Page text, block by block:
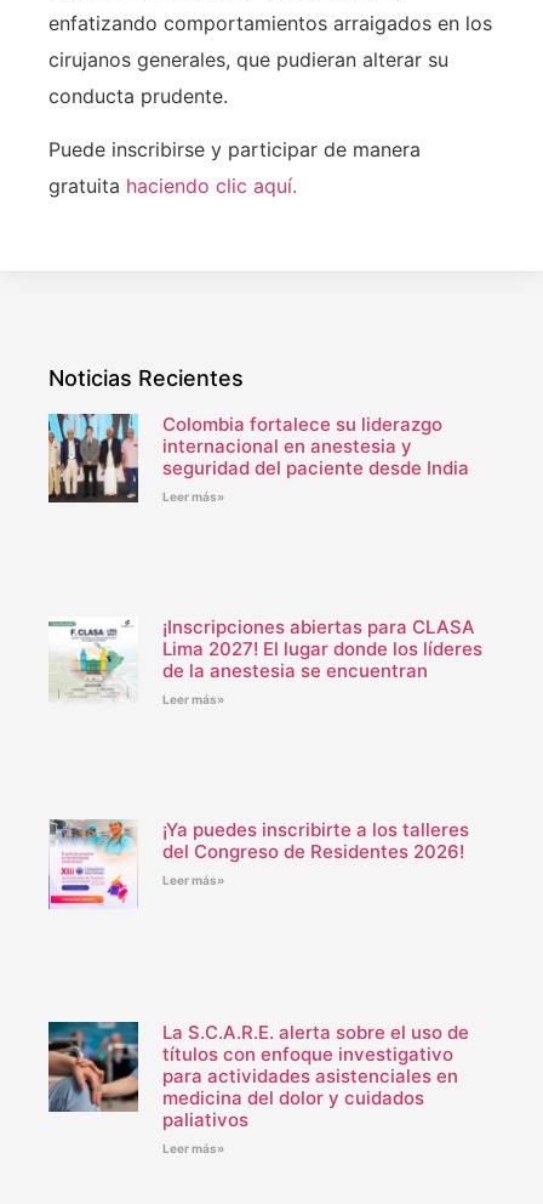
enfatizando comportamientos arraigados en los
cirujanos generales, que pudieran alterar su
conducta prudente.
Puede inscribirse y participar de manera
gratuita haciendo clic aquí.
Noticias Recientes
Colombia fortalece su liderazgo
internacional en anestesia y
seguridad del paciente desde India
Leer más»
¡Inscripciones abiertas para CLASA
Lima 2027! El lugar donde los líderes
de la anestesia se encuentran
Leer más»
¡Ya puedes inscribirte a los talleres
del Congreso de Residentes 2026!
Leer más»
La S.C.A.R.E. alerta sobre el uso de
títulos con enfoque investigativo
para actividades asistenciales en
medicina del dolor y cuidados
paliativos
Leer más»